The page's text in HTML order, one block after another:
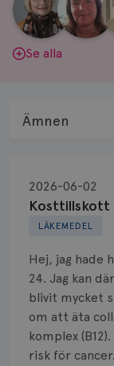
Aina
Johnsson
Anne
Andersson
Se alla
LÄKEMEDEL
Kosttillskott
2026-06-02
Hej, jag hade
24. Jag kan
blivit mycket
om att äta
komplex
risk för
Ämnen
Biopsi
Biverkningar
Bröstvårta
Knöl
Läkemedel